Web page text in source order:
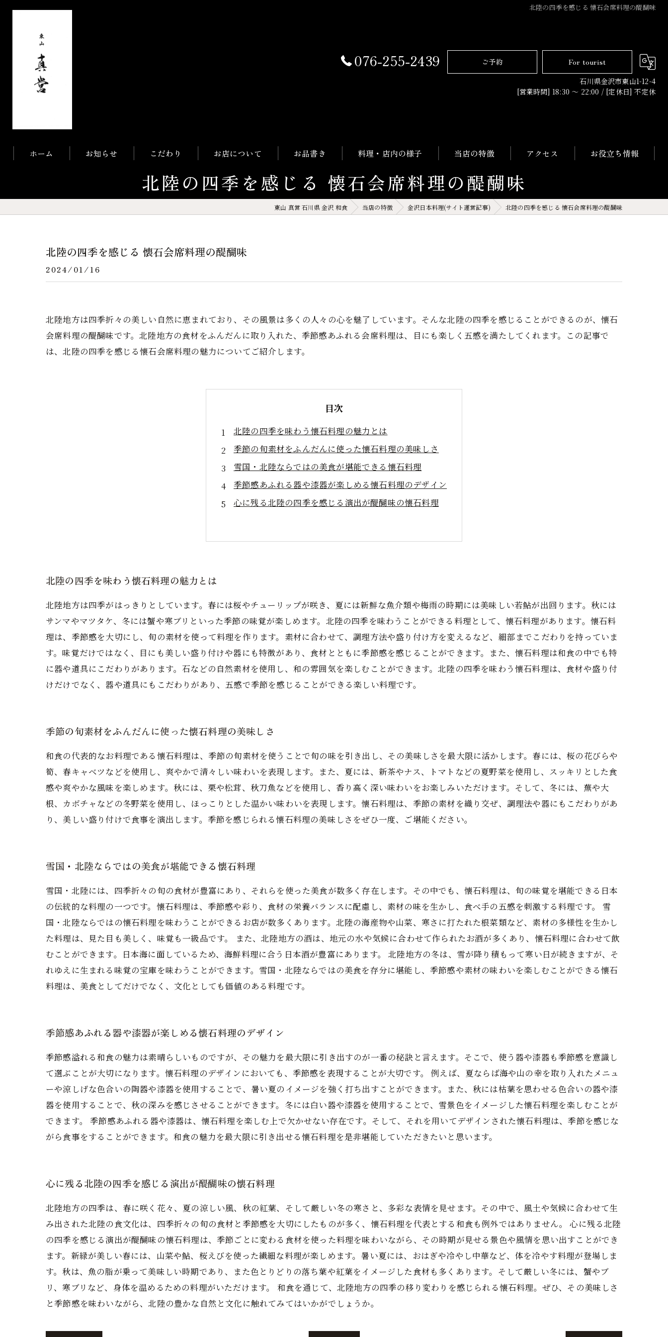
北陸の四季を感じる 懐石会席料理の醍醐味
076-255-2439 ご予約
For tourist
石川県金沢市東山1-12-4
[営業時間] 18:30 〜 22:00 / [定休日] 不定休
ホーム お知らせ こだわり お店について お品書き 料理・店内の様子 当店の特徴
日本料理
コース
海鮮
アクセス お役立ち情報
北陸の四季を感じる 懐石会席料理の醍醐味
東山 真営 石川県 金沢 和食 当店の特徴 金沢日本料理(サイト運営記事) 北陸の四季を感じる 懐石会席料理の醍醐味
北陸の四季を感じる 懐石会席料理の醍醐味
2024/01/16
北陸地方は四季折々の美しい自然に恵まれており、その風景は多くの人々の心を魅了しています。そんな北陸の四季を感じることができるのが、懐石
会席料理の醍醐味です。北陸地方の食材をふんだんに取り入れた、季節感あふれる会席料理は、目にも楽しく五感を満たしてくれます。この記事で
は、北陸の四季を感じる懐石会席料理の魅力についてご紹介します。
目次
北陸の四季を味わう懐石料理の魅力とは
季節の旬素材をふんだんに使った懐石料理の美味しさ
雪国・北陸ならではの美食が堪能できる懐石料理
季節感あふれる器や漆器が楽しめる懐石料理のデザイン
心に残る北陸の四季を感じる演出が醍醐味の懐石料理
北陸の四季を味わう懐石料理の魅力とは
北陸地方は四季がはっきりとしています。春には桜やチューリップが咲き、夏には新鮮な魚介類や梅雨の時期には美味しい若鮎が出回ります。秋には
サンマやマツタケ、冬には蟹や寒ブリといった季節の味覚が楽しめます。北陸の四季を味わうことができる料理として、懐石料理があります。懐石料
理は、季節感を大切にし、旬の素材を使って料理を作ります。素材に合わせて、調理方法や盛り付け方を変えるなど、細部までこだわりを持っていま
す。味覚だけではなく、目にも美しい盛り付けや器にも特徴があり、食材とともに季節感を感じることができます。また、懐石料理は和食の中でも特
に器や道具にこだわりがあります。石などの自然素材を使用し、和の雰囲気を楽しむことができます。北陸の四季を味わう懐石料理は、食材や盛り付
けだけでなく、器や道具にもこだわりがあり、五感で季節を感じることができる楽しい料理です。
季節の旬素材をふんだんに使った懐石料理の美味しさ
和食の代表的なお料理である懐石料理は、季節の旬素材を使うことで旬の味を引き出し、その美味しさを最大限に活かします。春には、桜の花びらや
筍、春キャベツなどを使用し、爽やかで清々しい味わいを表現します。また、夏には、新茶やナス、トマトなどの夏野菜を使用し、スッキリとした食
感や爽やかな風味を楽しめます。秋には、栗や松茸、秋刀魚などを使用し、香り高く深い味わいをお楽しみいただけます。そして、冬には、蕪や大
根、カボチャなどの冬野菜を使用し、ほっこりとした温かい味わいを表現します。懐石料理は、季節の素材を織り交ぜ、調理法や器にもこだわりがあ
り、美しい盛り付けで食事を演出します。季節を感じられる懐石料理の美味しさをぜひ一度、ご堪能ください。
雪国・北陸ならではの美食が堪能できる懐石料理
雪国・北陸には、四季折々の旬の食材が豊富にあり、それらを使った美食が数多く存在します。その中でも、懐石料理は、旬の味覚を堪能できる日本
の伝統的な料理の一つです。懐石料理は、季節感や彩り、食材の栄養バランスに配慮し、素材の味を生かし、食べ手の五感を刺激する料理です。 雪
国・北陸ならではの懐石料理を味わうことができるお店が数多くあります。北陸の海産物や山菜、寒さに打たれた根菜類など、素材の多様性を生かし
た料理は、見た目も美しく、味覚も一級品です。 また、北陸地方の酒は、地元の水や気候に合わせて作られたお酒が多くあり、懐石料理に合わせて飲
むことができます。日本海に面しているため、海鮮料理に合う日本酒が豊富にあります。 北陸地方の冬は、雪が降り積もって寒い日が続きますが、そ
れゆえに生まれる味覚の宝庫を味わうことができます。雪国・北陸ならではの美食を存分に堪能し、季節感や素材の味わいを楽しむことができる懐石
料理は、美食としてだけでなく、文化としても価値のある料理です。
季節感あふれる器や漆器が楽しめる懐石料理のデザイン
季節感溢れる和食の魅力は素晴らしいものですが、その魅力を最大限に引き出すのが一番の秘訣と言えます。そこで、使う器や漆器も季節感を意識し
て選ぶことが大切になります。懐石料理のデザインにおいても、季節感を表現することが大切です。 例えば、夏ならば海や山の幸を取り入れたメニュ
ーや涼しげな色合いの陶器や漆器を使用することで、暑い夏のイメージを強く打ち出すことができます。また、秋には枯葉を思わせる色合いの器や漆
器を使用することで、秋の深みを感じさせることができます。冬には白い器や漆器を使用することで、雪景色をイメージした懐石料理を楽しむことが
できます。 季節感あふれる器や漆器は、懐石料理を楽しむ上で欠かせない存在です。そして、それを用いてデザインされた懐石料理は、季節を感じな
がら食事をすることができます。和食の魅力を最大限に引き出せる懐石料理を是非堪能していただきたいと思います。
心に残る北陸の四季を感じる演出が醍醐味の懐石料理
北陸地方の四季は、春に咲く花々、夏の涼しい風、秋の紅葉、そして厳しい冬の寒さと、多彩な表情を見せます。その中で、風土や気候に合わせて生
み出された北陸の食文化は、四季折々の旬の食材と季節感を大切にしたものが多く、懐石料理を代表とする和食も例外ではありません。 心に残る北陸
の四季を感じる演出が醍醐味の懐石料理は、季節ごとに変わる食材を使った料理を味わいながら、その時期が見せる景色や風情を思い出すことができ
ます。新緑が美しい春には、山菜や鮎、桜えびを使った繊細な料理が楽しめます。暑い夏には、おはぎや冷やし中華など、体を冷やす料理が登場しま
す。秋は、魚の脂が乗って美味しい時期であり、また色とりどりの落ち葉や紅葉をイメージした食材も多くあります。そして厳しい冬には、蟹やブ
リ、寒ブリなど、身体を温めるための料理がいただけます。 和食を通じて、北陸地方の四季の移り変わりを感じられる懐石料理。ぜひ、その美味しさ
と季節感を味わいながら、北陸の豊かな自然と文化に触れてみてはいかがでしょうか。